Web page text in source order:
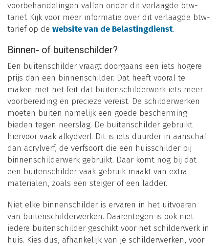
voorbehandelingen vallen onder dit verlaagde btw-
tarief. Kijk voor meer informatie over dit verlaagde btw-
tarief op de website van de Belastingdienst.
Binnen- of buitenschilder?
Een buitenschilder vraagt doorgaans een iets hogere
prijs dan een binnenschilder. Dat heeft vooral te
maken met het feit dat buitenschilderwerk iets meer
voorbereiding en precieze vereist. De schilderwerken
moeten buiten namelijk een goede bescherming
bieden tegen neerslag. De buitenschilder gebruikt
hiervoor vaak alkydverf. Dit is iets duurder in aanschaf
dan acrylverf, de verfsoort die een huisschilder bij
binnenschilderwerk gebruikt. Daar komt nog bij dat
een buitenschilder vaak gebruik maakt van extra
materialen, zoals een steiger of een ladder.
Niet elke binnenschilder is ervaren in het uitvoeren
van buitenschilderwerken. Daarentegen is ook niet
iedere buitenschilder geschikt voor het schilderwerk in
huis. Kies dus, afhankelijk van je schilderwerken, voor